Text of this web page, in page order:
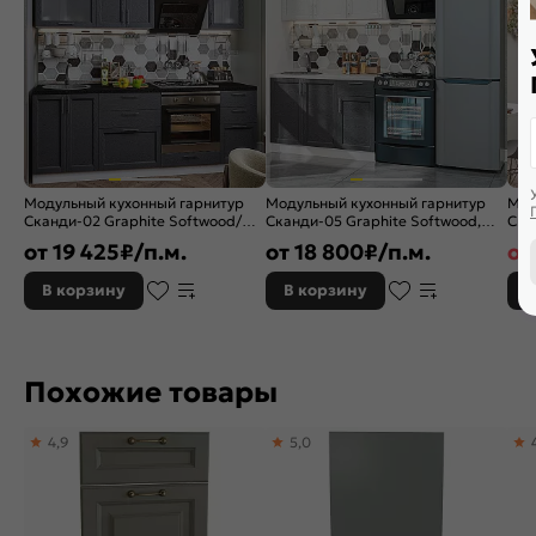
Модульный кухонный гарнитур
Сканди-02 Graphite Softwood/
Белый 2140x2200x600
от19 425₽/п.м.
В корзину
Модульный кухонный гарнитур
Сканди-05 Graphite Softwood,
White Softwood/Белый
2140x1200x600
от18 800₽/п.м.
В корзину
от
Похожие товары
4,9 5,0